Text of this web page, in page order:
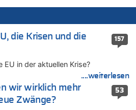
Mekka des Pferdesports –
Scholzen zu
in NRW so niedrig wie noch nie
zu
– Untersuchung von Vias
zu
von drei Autofahrern das
157
die Krisen und die
in der aktuellen Krise?
....weiterlesen
53
wir wirklich mehr
Zwänge?